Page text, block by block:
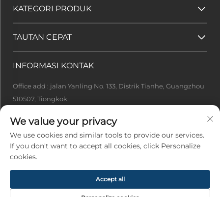
KATEGORI PRODUK
TAUTAN CEPAT
INFORMASI KONTAK
Office add : jalan Yanling No. 133, Distrik Tianhe, Guangzhou
510507, Tiongkok.
+86-13922415049
We value your privacy
We use cookies and similar tools to provide our services.
If you don't want to accept all cookies, click Personalize
cookies.
Accept all